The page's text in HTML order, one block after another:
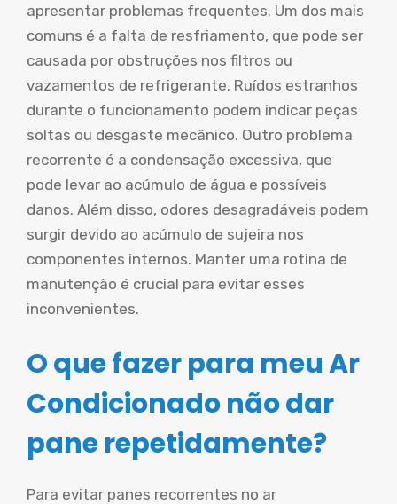
apresentar problemas frequentes. Um dos mais
comuns é a falta de resfriamento, que pode ser
causada por obstruções nos filtros ou
vazamentos de refrigerante. Ruídos estranhos
durante o funcionamento podem indicar peças
soltas ou desgaste mecânico. Outro problema
recorrente é a condensação excessiva, que
pode levar ao acúmulo de água e possíveis
danos. Além disso, odores desagradáveis podem
surgir devido ao acúmulo de sujeira nos
componentes internos. Manter uma rotina de
manutenção é crucial para evitar esses
inconvenientes.
O que fazer para meu Ar
Condicionado não dar
pane repetidamente?
Para evitar panes recorrentes no ar